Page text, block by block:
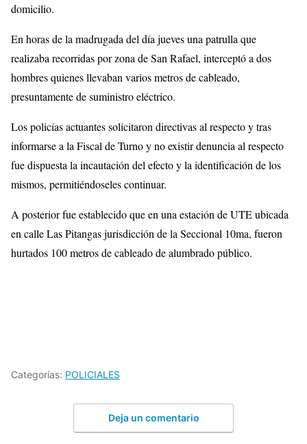
domicilio.
En horas de la madrugada del día jueves una patrulla que
realizaba recorridas por zona de San Rafael, interceptó a dos
hombres quienes llevaban varios metros de cableado,
presuntamente de suministro eléctrico.
Los policías actuantes solicitaron directivas al respecto y tras
informarse a la Fiscal de Turno y no existir denuncia al respecto
fue dispuesta la incautación del efecto y la identificación de los
mismos, permitiéndoseles continuar.
A posterior fue establecido que en una estación de UTE ubicada
en calle Las Pitangas jurisdicción de la Seccional 10ma, fueron
hurtados 100 metros de cableado de alumbrado público.
Categorías: POLICIALES
Deja un comentario